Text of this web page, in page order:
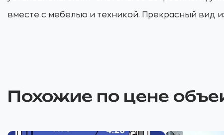
вместе с мебелью и техникой. Прекрасный вид
Похожие по цене